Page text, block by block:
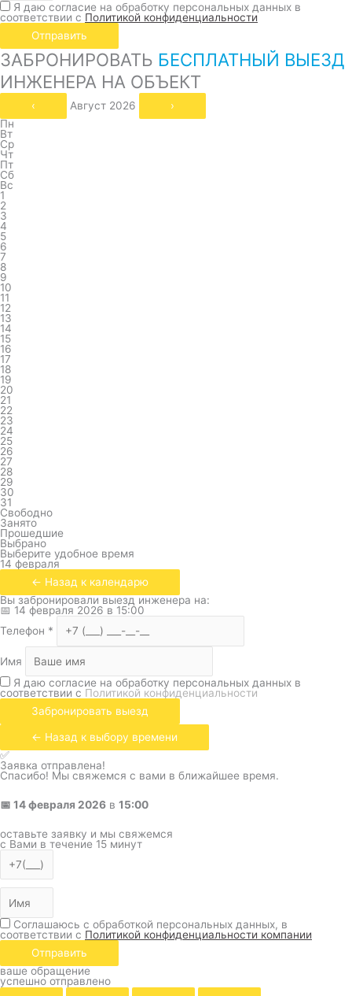
Я даю согласие на обработку персональных данных в
соответствии с Политикой конфиденциальности
Отправить
ЗАБРОНИРОВАТЬ БЕСПЛАТНЫЙ ВЫЕЗД
ИНЖЕНЕРА НА ОБЪЕКТ
‹ Август 2026
›
Пн
Вт
Ср
Чт
Пт
Сб
Вс
1
2
3
4
5
6
7
8
9
10
11
12
13
14
15
16
17
18
19
20
21
22
23
24
25
26
27
28
29
30
31
Свободно
Занято
Прошедшие
Выбрано
Выберите удобное время
14 февраля
← Назад к календарю
Вы забронировали выезд инженера на:
📅 14 февраля 2026 в 15:00
Телефон *
Имя
Я даю согласие на обработку персональных данных в
соответствии с Политикой конфиденциальности
Забронировать выезд
← Назад к выбору времени
✅
Заявка отправлена!
Спасибо! Мы свяжемся с вами в ближайшее время.
📅 14 февраля 2026 в 15:00
оставьте заявку и мы свяжемся
с Вами в течение 15 минут
Соглашаюсь с обработкой персональных данных, в
соответствии с Политикой конфиденциальности компании
Отправить
ваше обращение
успешно отправлено